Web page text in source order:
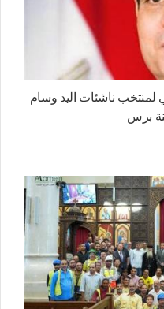
لمنتخب ناشئات اليد وسام
برس